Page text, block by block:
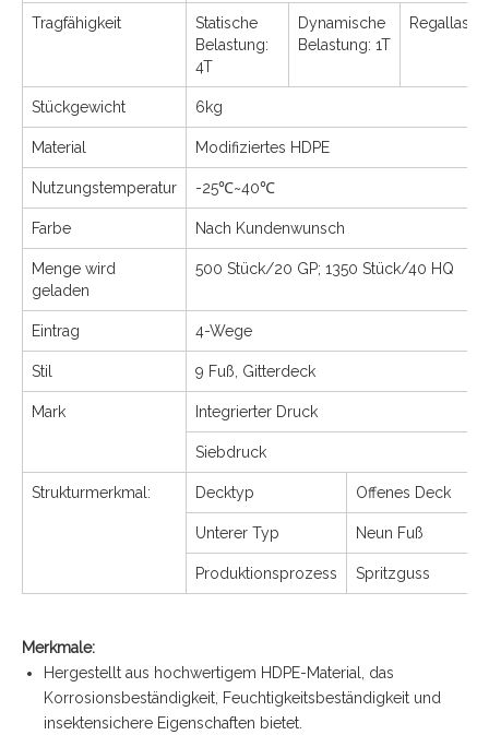
Tragfähigkeit
Statische
Belastung:
4T
Dynamische
Belastung: 1T
Regallast:/
Stückgewicht 6kg
Material Modifiziertes HDPE
Nutzungstemperatur -25℃~40℃
Farbe Nach Kundenwunsch
Menge wird
geladen
500 Stück/20 GP; 1350 Stück/40 HQ
Eintrag 4-Wege
Stil 9 Fuß, Gitterdeck
Mark Integrierter Druck
Siebdruck
Strukturmerkmal: Decktyp Offenes Deck
Unterer Typ Neun Fuß
Produktionsprozess Spritzguss
Merkmale:
Hergestellt aus hochwertigem HDPE-Material, das
Korrosionsbeständigkeit, Feuchtigkeitsbeständigkeit und
insektensichere Eigenschaften bietet.